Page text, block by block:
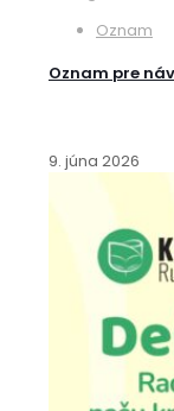
Oznam
Oznam pre
9. júna 2026